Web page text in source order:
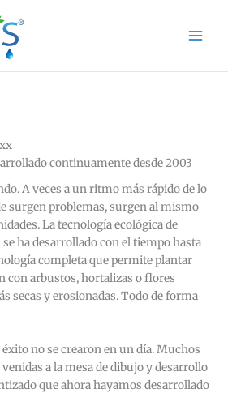
continuamente desde 2003
A veces a un ritmo más rápido de lo
surgen problemas, surgen al mismo
La tecnología ecológica de
ha desarrollado con el tiempo hasta
completa que permite plantar
con arbustos, hortalizas o flores
secas y erosionadas. Todo de forma
no se crearon en un día. Muchos
a la mesa de dibujo y desarrollo
que ahora hayamos desarrollado